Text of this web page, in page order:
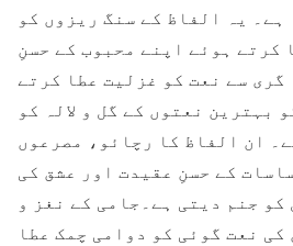
ہے۔ یہ الفاظ کے سنگ ریزوں کو
کرتے ہوئے اپنے محبوب کے حسنِ
گری سے نعت کو غزلیت عطا کرتے
بہترین نعتوں کے گل و لالہ کو
ان الفاظ کا رچائو، مصرعوں
کے حسنِ عقیدت اور عشق کی
کو جنم دیتی ہے۔جامی کے نغز و
کی نعت گوئی کو دوامی چمک عطا